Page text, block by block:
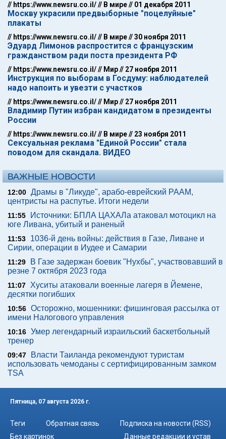
// https://www.newsru.co.il/// В мире// 01 декабря 2011
Москву украсили предвыборные "поцелуйные"
плакаты
// https://www.newsru.co.il/// В мире//30 ноября 2011
Эдуард Лимонов распростится с французским
гражданством ради поста президента РФ
// https://www.newsru.co.il/// Мир// 27 ноября 2011
Инструкция по выборам в Госдуму: наблюдателей
надо напоить и увезти с участков
// https://www.newsru.co.il/// Мир// 27 ноября 2011
Владимир Путин избран кандидатом в президенты
России
// https://www.newsru.co.il/// В мире// 23 ноября 2011
Сексуальная реклама "Единой России" стала
поводом для скандала. ВИДЕО
ВАЖНЫЕ НОВОСТИ
12:00 Драмы в "Ликуде", арабо-еврейский РААМ,
центристы на распутье. Итоги недели
11:55
Источники: БПЛА ЦАХАЛа атаковал мотоцикл на
юге Ливана, убитый и раненый
11:53
1036-й день войны: действия в Газе, Ливане и
Сирии, операции в Иудее и Самарии
11:29
В Газе задержан боевик "Нухбы", участвовавший в
резне 7 октября 2023 года
11:07
Хуситы атаковали военные лагеря в Йемене,
десятки погибших
10:56 Осторожно, мошенники: фишинговая рассылка от
имени Налогового управления
10:16 Умер легендарный израильский баскетбольный
тренер
09:47
Власти Таиланда рекомендуют туристам
использовать чемоданы с сертифицированным замком
TSA
Пятница, 07 августа 2026 г.
Теги Обратная связь
Подписка на новости (RSS)
Без картинок
Данные редакции и устав